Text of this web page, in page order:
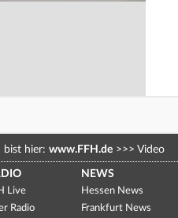
bist hier: www.FFH.de >>> Video
Live
Radio
NEWS
Hessen News
Frankfurt News